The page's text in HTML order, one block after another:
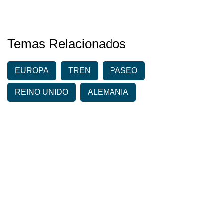
Temas Relacionados
EUROPA TREN PASEO
REINO UNIDO ALEMANIA